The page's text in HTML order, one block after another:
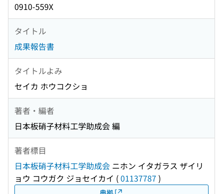
0910-559X
タイトル
成果報告書
タイトルよみ
セイカ ホウコクショ
著者・編者
日本板硝子材料工学助成会 編
著者標目
日本板硝子材料工学助成会 ニホン イタガラス ザイリ
ョウ コウガク ジョセイカイ (01137787 )